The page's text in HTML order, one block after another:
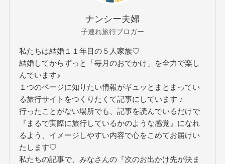
ナンシー夫婦
子連れ旅行ブロガー
私たちは結婚１１年目の５人家族♡
結婚してからずっと「毎月のおでかけ」を全力で楽し
んでいます♪
１つのページに知りたい情報がギュッとまとまってい
る旅行サイトをつくりたくて記事にしています ♪
行ったことがない場所でも、記事を読んでいるだけで
『まるで実際に旅行しているかのような感覚』になれ
るよう、イメージしやすい内容で心をこめてお届けい
たします♡
私たちの記事で、みなさんの『次のお出かけ先が決ま